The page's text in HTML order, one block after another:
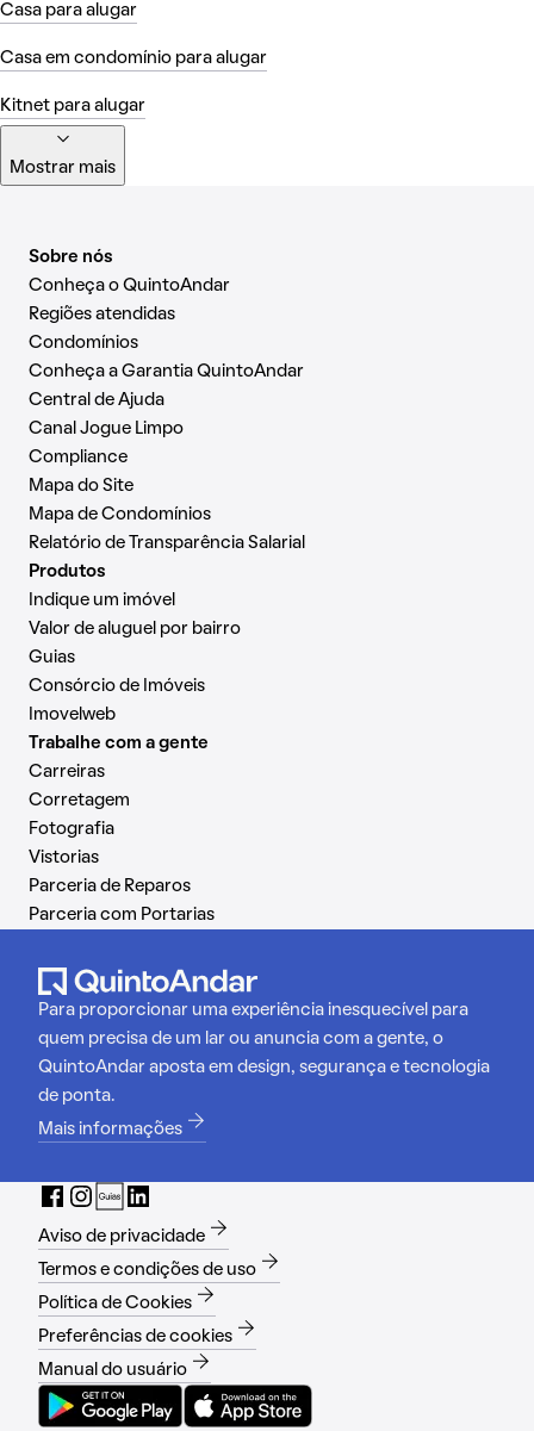
Casa para alugar
Casa em condomínio para alugar
Kitnet para alugar
Mostrar mais
Sobre nós
Conheça o QuintoAndar
Regiões atendidas
Condomínios
Conheça a Garantia QuintoAndar
Central de Ajuda
Canal Jogue Limpo
Compliance
Mapa do Site
Mapa de Condomínios
Relatório de Transparência Salarial
Produtos
Indique um imóvel
Valor de aluguel por bairro
Guias
Consórcio de Imóveis
Imovelweb
Trabalhe com a gente
Carreiras
Corretagem
Fotografia
Vistorias
Parceria de Reparos
Parceria com Portarias
Para proporcionar uma experiência inesquecível para
quem precisa de um lar ou anuncia com a gente, o
QuintoAndar aposta em design, segurança e tecnologia
de ponta.
Mais informações
Aviso de privacidade
Termos e condições de uso
Política de Cookies
Preferências de cookies
Manual do usuário